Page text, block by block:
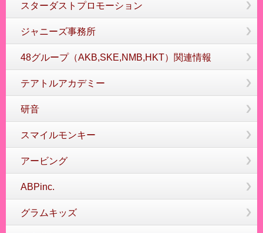
スターダストプロモーション
ジャニーズ事務所
48グループ（AKB,SKE,NMB,HKT）関連情報
テアトルアカデミー
研音
スマイルモンキー
アービング
ABPinc.
グラムキッズ